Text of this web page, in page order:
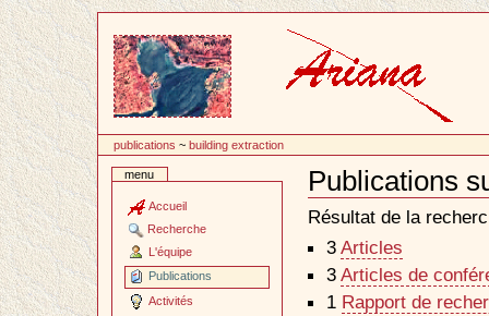
contenu
publications ~building extraction
menu
Accueil
Recherche
L'équipe
Publications
Activités
Publications
Document
Actions
Résultat de la
3 Articles
3 Articles de
1 Rapport de